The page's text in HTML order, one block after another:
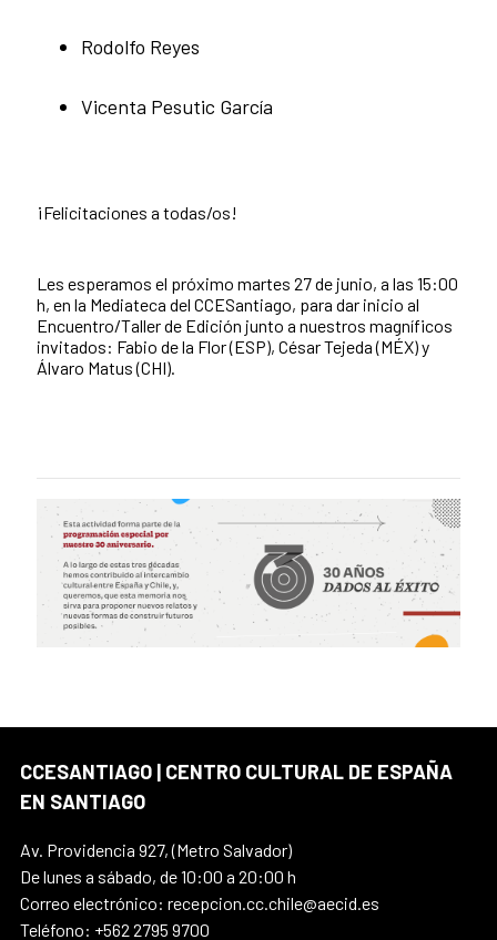
Rodolfo Reyes
Vicenta Pesutic García
¡Felicitaciones a todas/os!
Les esperamos el próximo martes 27 de junio, a las 15:00
h, en la Mediateca del CCESantiago, para dar inicio al
Encuentro/Taller de Edición junto a nuestros magníficos
invitados: Fabio de la Flor (ESP), César Tejeda (MÉX) y
Álvaro Matus (CHI).
CCESANTIAGO | CENTRO CULTURAL DE ESPAÑA
EN SANTIAGO
Av. Providencia 927, (Metro Salvador)
De lunes a sábado, de 10:00 a 20:00 h
Correo electrónico: recepcion.cc.chile@aecid.es
Teléfono: +562 2795 9700